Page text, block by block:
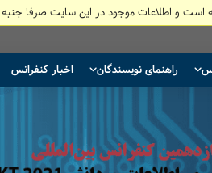
است و اطلاعات موجود در این سایت صرفا جنبه
راهنمای نویسندگان اخبار کنفرانس